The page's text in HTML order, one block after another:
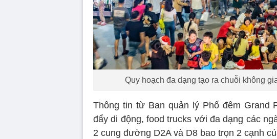
Quy hoạch đa dạng tạo ra chuỗi không
Thông tin từ Ban quản lý Phố đêm Grand
đẩy di động, food trucks với đa dạng các
2 cung đường D2A và D8 bao trọn 2 cạnh